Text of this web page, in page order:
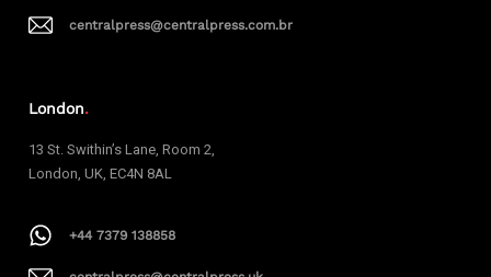
centralpress@centralpress.com.br
London.
13 St. Swithin’s Lane, Room 2,
London, UK, EC4N 8AL
+44 7379 138858